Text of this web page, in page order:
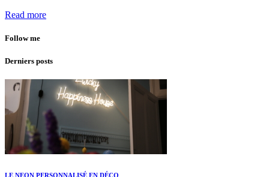
Read more
Follow me
Derniers posts
LE NEON PERSONNALISÉ EN DÉCO